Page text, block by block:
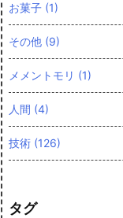
お菓子 (1)
その他 (9)
メメントモリ (1)
人間 (4)
技術 (126)
タグ